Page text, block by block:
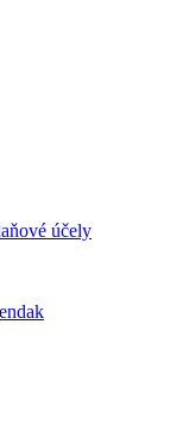
účely